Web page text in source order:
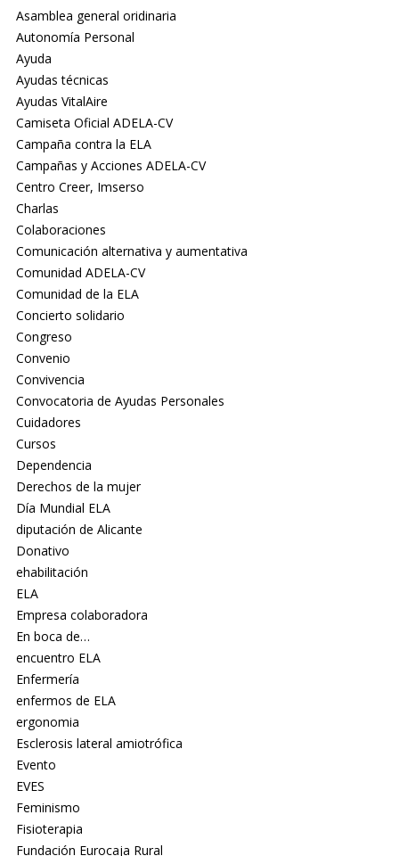
Asamblea general oridinaria
Autonomía Personal
Ayuda
Ayudas técnicas
Ayudas VitalAire
Camiseta Oficial ADELA-CV
Campaña contra la ELA
Campañas y Acciones ADELA-CV
Centro Creer, Imserso
Charlas
Colaboraciones
Comunicación alternativa y aumentativa
Comunidad ADELA-CV
Comunidad de la ELA
Concierto solidario
Congreso
Convenio
Convivencia
Convocatoria de Ayudas Personales
Cuidadores
Cursos
Dependencia
Derechos de la mujer
Día Mundial ELA
diputación de Alicante
Donativo
ehabilitación
ELA
Empresa colaboradora
En boca de…
encuentro ELA
Enfermería
enfermos de ELA
ergonomia
Esclerosis lateral amiotrófica
Evento
EVES
Feminismo
Fisioterapia
Fundación Eurocaja Rural